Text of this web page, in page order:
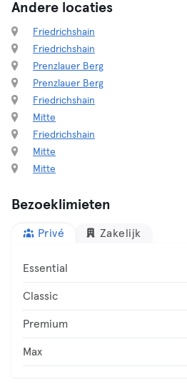
Andere locaties
Friedrichshain
Friedrichshain
Prenzlauer Berg
Prenzlauer Berg
Friedrichshain
Mitte
Friedrichshain
Mitte
Mitte
Bezoeklimieten
Privé Zakelijk
Essential
Classic
Premium
Max